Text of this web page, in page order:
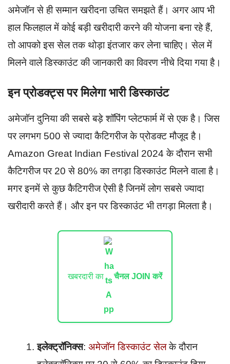
अमेजॉन से ही सम्मान खरीदना उचित समझते हैं। अगर आप भी
हाल फिलहाल में कोई बड़ी खरीदारी करने की योजना बना रहे हैं,
तो आपको इस सेल तक थोड़ा इंतजार कर लेना चाहिए। सेल में
मिलने वाले डिस्काउंट की जानकारी का विवरण नीचे दिया गया है।
इन प्रोडक्ट्स पर मिलेगा भारी डिस्काउंट
अमेजॉन दुनिया की सबसे बड़े शॉपिंग प्लेटफार्म में से एक है। जिस
पर लगभग 500 से ज्यादा कैटिगरीज के प्रोडक्ट मौजूद है।
Amazon Great Indian Festival 2024 के दौरान सभी
कैटिगरीज पर 20 से 80% का तगड़ा डिस्काउंट मिलने वाला है।
मगर इनमें से कुछ कैटिगरीज ऐसी है जिनमें लोग सबसे ज्यादा
खरीदारी करते हैं। और इन पर डिस्काउंट भी तगड़ा मिलता है।
खबरदारी का चैनल JOIN करें
इलेक्ट्रॉनिक्स: अमेजॉन डिस्काउंट सेलके दौरान